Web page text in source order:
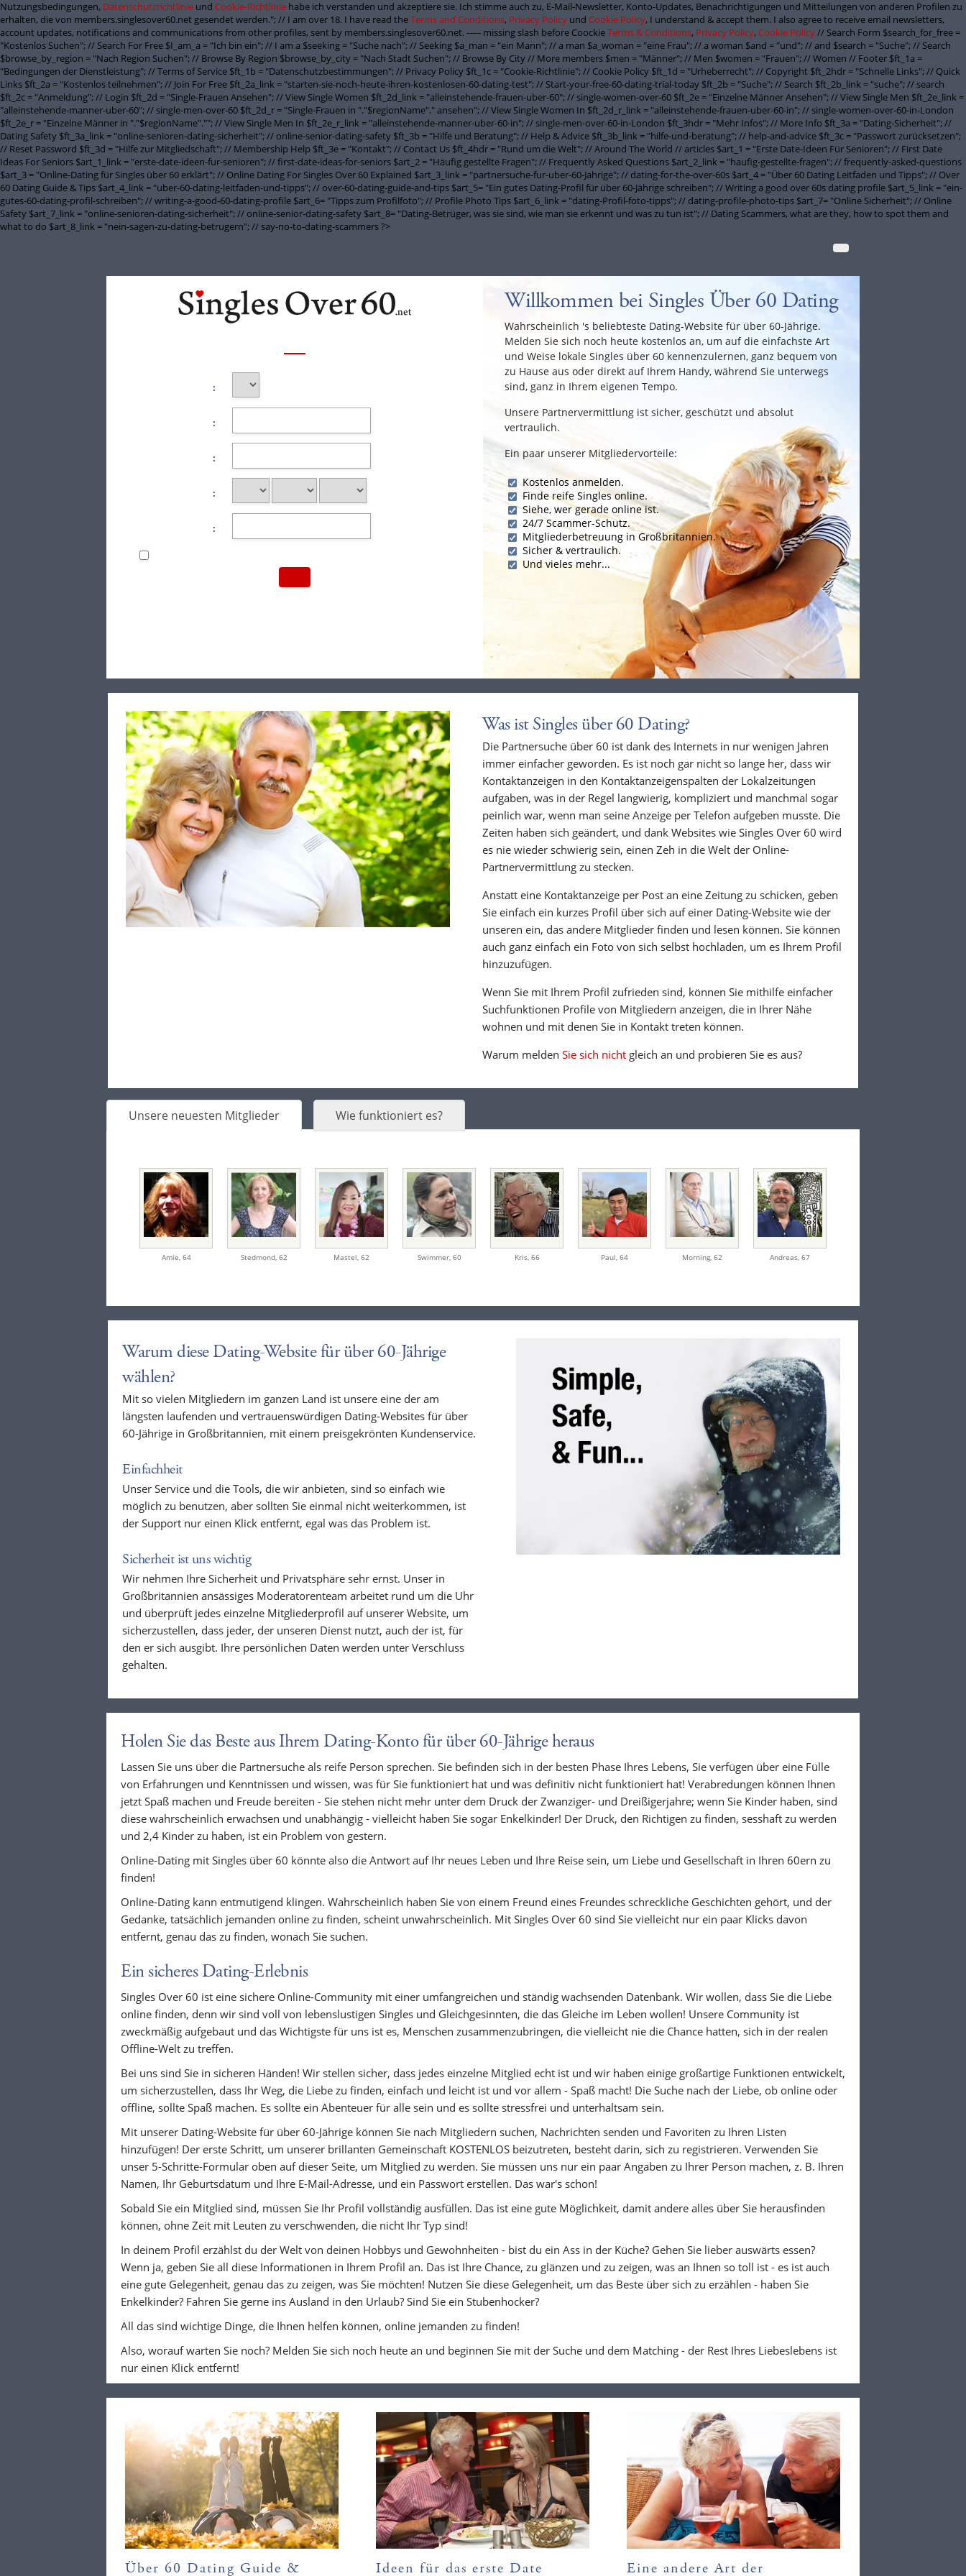
Nutzungsbedingungen, Datenschutzrichtlinie und Cookie-Richtlinie habe ich verstanden und akzeptiere sie. Ich stimme auch zu, E-Mail-Newsletter, Konto-Updates, Benachrichtigungen und Mitteilungen von anderen Profilen zu
erhalten, die von members.singlesover60.net gesendet werden."; // I am over 18. I have read theTerms and Conditions, Privacy Policy und Cookie Policy, I understand & accept them. I also agree to receive email newsletters,
account updates, notifications and communications from other profiles, sent by members.singlesover60.net. ----- missing slash before CoockieTerms & Conditions, Privacy Policy, Cookie Policy// Search Form $search_for_free =
"Kostenlos Suchen"; // Search For Free $I_am_a = "Ich bin ein"; // I am a $seeking = "Suche nach"; // Seeking $a_man = "ein Mann"; // a man $a_woman = "eine Frau"; // a woman $and = "und"; // and $search = "Suche"; // Search
$browse_by_region = "Nach Region Suchen"; // Browse By Region $browse_by_city = "Nach Stadt Suchen"; // Browse By City // More members $men = "Männer"; // Men $women = "Frauen"; // Women // Footer $ft_1a =
"Bedingungen der Dienstleistung"; // Terms of Service $ft_1b = "Datenschutzbestimmungen"; // Privacy Policy $ft_1c = "Cookie-Richtlinie"; // Cookie Policy $ft_1d = "Urheberrecht"; // Copyright $ft_2hdr = "Schnelle Links"; // Quick
Links $ft_2a = "Kostenlos teilnehmen"; // Join For Free $ft_2a_link = "starten-sie-noch-heute-ihren-kostenlosen-60-dating-test"; // Start-your-free-60-dating-trial-today $ft_2b = "Suche"; // Search $ft_2b_link = "suche"; // search
$ft_2c = "Anmeldung"; // Login $ft_2d = "Single-Frauen Ansehen"; // View Single Women $ft_2d_link = "alleinstehende-frauen-uber-60"; // single-women-over-60 $ft_2e = "Einzelne Männer Ansehen"; // View Single Men $ft_2e_link =
"alleinstehende-manner-uber-60"; // single-men-over-60 $ft_2d_r = "Single-Frauen in "."$regionName"." ansehen"; // View Single Women In $ft_2d_r_link = "alleinstehende-frauen-uber-60-in"; // single-women-over-60-in-London
$ft_2e_r = "Einzelne Männer in "."$regionName".""; // View Single Men In $ft_2e_r_link = "alleinstehende-manner-uber-60-in"; // single-men-over-60-in-London $ft_3hdr = "Mehr Infos"; // More Info $ft_3a = "Dating-Sicherheit"; //
Dating Safety $ft_3a_link = "online-senioren-dating-sicherheit"; // online-senior-dating-safety $ft_3b = "Hilfe und Beratung"; // Help & Advice $ft_3b_link = "hilfe-und-beratung"; // help-and-advice $ft_3c = "Passwort zurücksetzen";
// Reset Password $ft_3d = "Hilfe zur Mitgliedschaft"; // Membership Help $ft_3e = "Kontakt"; // Contact Us $ft_4hdr = "Rund um die Welt"; // Around The World // articles $art_1 = "Erste Date-Ideen Für Senioren"; // First Date
Ideas For Seniors $art_1_link = "erste-date-ideen-fur-senioren"; // first-date-ideas-for-seniors $art_2 = "Häufig gestellte Fragen"; // Frequently Asked Questions $art_2_link = "haufig-gestellte-fragen"; // frequently-asked-questions
$art_3 = "Online-Dating für Singles über 60 erklärt"; // Online Dating For Singles Over 60 Explained $art_3_link = "partnersuche-fur-uber-60-Jahrige"; // dating-for-the-over-60s $art_4 = "Über 60 Dating Leitfaden und Tipps"; // Over
60 Dating Guide & Tips $art_4_link = "uber-60-dating-leitfaden-und-tipps"; // over-60-dating-guide-and-tips $art_5= "Ein gutes Dating-Profil für über 60-Jährige schreiben"; // Writing a good over 60s dating profile $art_5_link = "ein-
gutes-60-dating-profil-schreiben"; // writing-a-good-60-dating-profile $art_6= "Tipps zum Profilfoto"; // Profile Photo Tips $art_6_link = "dating-Profil-foto-tipps"; // dating-profile-photo-tips $art_7= "Online Sicherheit"; // Online
Safety $art_7_link = "online-senioren-dating-sicherheit"; // online-senior-dating-safety $art_8= "Dating-Betrüger, was sie sind, wie man sie erkennt und was zu tun ist"; // Dating Scammers, what are they, how to spot them and
what to do $art_8_link = "nein-sagen-zu-dating-betrugern"; // say-no-to-dating-scammers ?>
:
:
:
:
:
Willkommen bei Singles Über 60 Dating
Wahrscheinlich 's beliebteste Dating-Website für über 60-Jährige.
Melden Sie sich noch heute kostenlos an, um auf die einfachste Art
und Weise lokale Singles über 60 kennenzulernen, ganz bequem von
zu Hause aus oder direkt auf Ihrem Handy, während Sie unterwegs
sind, ganz in Ihrem eigenen Tempo.
Unsere Partnervermittlung ist sicher, geschützt und absolut
vertraulich.
Ein paar unserer Mitgliedervorteile:
Kostenlos anmelden.
Finde reife Singles online.
Siehe, wer gerade online ist.
24/7 Scammer-Schutz.
Mitgliederbetreuung in Großbritannien.
Sicher & vertraulich.
Und vieles mehr...
Was ist Singles über 60 Dating?
Die Partnersuche über 60 ist dank des Internets in nur wenigen Jahren
immer einfacher geworden. Es ist noch gar nicht so lange her, dass wir
Kontaktanzeigen in den Kontaktanzeigenspalten der Lokalzeitungen
aufgaben, was in der Regel langwierig, kompliziert und manchmal sogar
peinlich war, wenn man seine Anzeige per Telefon aufgeben musste. Die
Zeiten haben sich geändert, und dank Websites wie Singles Over 60 wird
es nie wieder schwierig sein, einen Zeh in die Welt der Online-
Partnervermittlung zu stecken.
Anstatt eine Kontaktanzeige per Post an eine Zeitung zu schicken, geben
Sie einfach ein kurzes Profil über sich auf einer Dating-Website wie der
unseren ein, das andere Mitglieder finden und lesen können. Sie können
auch ganz einfach ein Foto von sich selbst hochladen, um es Ihrem Profil
hinzuzufügen.
Wenn Sie mit Ihrem Profil zufrieden sind, können Sie mithilfe einfacher
Suchfunktionen Profile von Mitgliedern anzeigen, die in Ihrer Nähe
wohnen und mit denen Sie in Kontakt treten können.
Warum meldenSie sich nicht gleich an und probieren Sie es aus?
Unsere neuesten Mitglieder Wie funktioniert es?
Amie, 64 Stedmond, 62 Mastel, 62 Swimmer, 60 Kris, 66 Paul, 64 Morning, 62 Andreas, 67
Warum diese Dating-Website für über 60-Jährige
wählen?
Mit so vielen Mitgliedern im ganzen Land ist unsere eine der am
längsten laufenden und vertrauenswürdigen Dating-Websites für über
60-Jährige in Großbritannien, mit einem preisgekrönten Kundenservice.
Einfachheit
Unser Service und die Tools, die wir anbieten, sind so einfach wie
möglich zu benutzen, aber sollten Sie einmal nicht weiterkommen, ist
der Support nur einen Klick entfernt, egal was das Problem ist.
Sicherheit ist uns wichtig
Wir nehmen Ihre Sicherheit und Privatsphäre sehr ernst. Unser in
Großbritannien ansässiges Moderatorenteam arbeitet rund um die Uhr
und überprüft jedes einzelne Mitgliederprofil auf unserer Website, um
sicherzustellen, dass jeder, der unseren Dienst nutzt, auch der ist, für
den er sich ausgibt. Ihre persönlichen Daten werden unter Verschluss
gehalten.
Holen Sie das Beste aus Ihrem Dating-Konto für über 60-Jährige heraus
Lassen Sie uns über die Partnersuche als reife Person sprechen. Sie befinden sich in der besten Phase Ihres Lebens, Sie verfügen über eine Fülle
von Erfahrungen und Kenntnissen und wissen, was für Sie funktioniert hat und was definitiv nicht funktioniert hat! Verabredungen können Ihnen
jetzt Spaß machen und Freude bereiten - Sie stehen nicht mehr unter dem Druck der Zwanziger- und Dreißigerjahre; wenn Sie Kinder haben, sind
diese wahrscheinlich erwachsen und unabhängig - vielleicht haben Sie sogar Enkelkinder! Der Druck, den Richtigen zu finden, sesshaft zu werden
und 2,4 Kinder zu haben, ist ein Problem von gestern.
Online-Dating mit Singles über 60 könnte also die Antwort auf Ihr neues Leben und Ihre Reise sein, um Liebe und Gesellschaft in Ihren 60ern zu
finden!
Online-Dating kann entmutigend klingen. Wahrscheinlich haben Sie von einem Freund eines Freundes schreckliche Geschichten gehört, und der
Gedanke, tatsächlich jemanden online zu finden, scheint unwahrscheinlich. Mit Singles Over 60 sind Sie vielleicht nur ein paar Klicks davon
entfernt, genau das zu finden, wonach Sie suchen.
Ein sicheres Dating-Erlebnis
Singles Over 60 ist eine sichere Online-Community mit einer umfangreichen und ständig wachsenden Datenbank. Wir wollen, dass Sie die Liebe
online finden, denn wir sind voll von lebenslustigen Singles und Gleichgesinnten, die das Gleiche im Leben wollen! Unsere Community ist
zweckmäßig aufgebaut und das Wichtigste für uns ist es, Menschen zusammenzubringen, die vielleicht nie die Chance hatten, sich in der realen
Offline-Welt zu treffen.
Bei uns sind Sie in sicheren Händen! Wir stellen sicher, dass jedes einzelne Mitglied echt ist und wir haben einige großartige Funktionen entwickelt,
um sicherzustellen, dass Ihr Weg, die Liebe zu finden, einfach und leicht ist und vor allem - Spaß macht! Die Suche nach der Liebe, ob online oder
offline, sollte Spaß machen. Es sollte ein Abenteuer für alle sein und es sollte stressfrei und unterhaltsam sein.
Mit unserer Dating-Website für über 60-Jährige können Sie nach Mitgliedern suchen, Nachrichten senden und Favoriten zu Ihren Listen
hinzufügen! Der erste Schritt, um unserer brillanten Gemeinschaft KOSTENLOS beizutreten, besteht darin, sich zu registrieren. Verwenden Sie
unser 5-Schritte-Formular oben auf dieser Seite, um Mitglied zu werden. Sie müssen uns nur ein paar Angaben zu Ihrer Person machen, z. B. Ihren
Namen, Ihr Geburtsdatum und Ihre E-Mail-Adresse, und ein Passwort erstellen. Das war's schon!
Sobald Sie ein Mitglied sind, müssen Sie Ihr Profil vollständig ausfüllen. Das ist eine gute Möglichkeit, damit andere alles über Sie herausfinden
können, ohne Zeit mit Leuten zu verschwenden, die nicht Ihr Typ sind!
In deinem Profil erzählst du der Welt von deinen Hobbys und Gewohnheiten - bist du ein Ass in der Küche? Gehen Sie lieber auswärts essen?
Wenn ja, geben Sie all diese Informationen in Ihrem Profil an. Das ist Ihre Chance, zu glänzen und zu zeigen, was an Ihnen so toll ist - es ist auch
eine gute Gelegenheit, genau das zu zeigen, was Sie möchten! Nutzen Sie diese Gelegenheit, um das Beste über sich zu erzählen - haben Sie
Enkelkinder? Fahren Sie gerne ins Ausland in den Urlaub? Sind Sie ein Stubenhocker?
All das sind wichtige Dinge, die Ihnen helfen können, online jemanden zu finden!
Also, worauf warten Sie noch? Melden Sie sich noch heute an und beginnen Sie mit der Suche und dem Matching - der Rest Ihres Liebeslebens ist
nur einen Klick entfernt!
Über 60 Dating Guide & Ideen für das erste Date Eine andere Art der